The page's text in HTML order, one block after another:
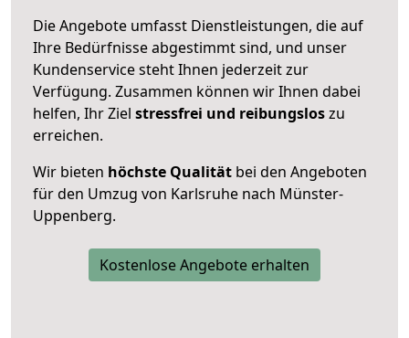
Die Angebote umfasst Dienstleistungen, die auf
Ihre Bedürfnisse abgestimmt sind, und unser
Kundenservice steht Ihnen jederzeit zur
Verfügung. Zusammen können wir Ihnen dabei
helfen, Ihr Ziel stressfrei und reibungsloszu
erreichen.
Wir bieten höchste Qualität bei den Angeboten
für den Umzug von Karlsruhe nach Münster-
Uppenberg.
Kostenlose Angebote erhalten